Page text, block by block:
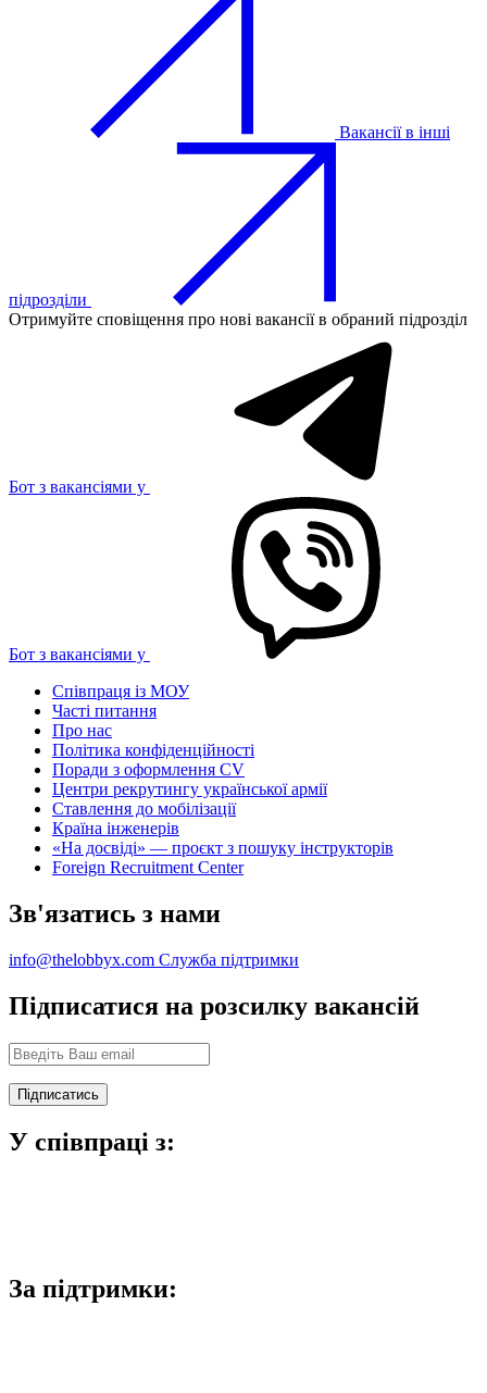
Вакансії в інші
підрозділи
Отримуйте сповіщення про нові вакансії в обраний підрозділ
Бот з вакансіями у
Бот з вакансіями у
Співпраця із МОУ
Часті питання
Про нас
Політика конфіденційності
Поради з оформлення CV
Центри рекрутингу української армії
Ставлення до мобілізації
Країна інженерів
«На досвіді» — проєкт з пошуку інструкторів
Foreign Recruitment Center
Зв'язатись з нами
info@thelobbyx.com Служба підтримки
Підписатися на розсилку вакансій
У співпраці з:
За підтримки: